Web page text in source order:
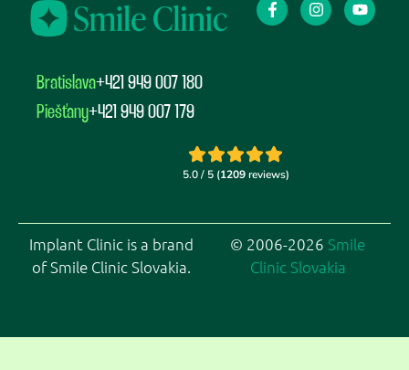
Bratislava+421 949 007 180
Piešťany+421 949 007 179
Implant Clinic is a brand
of Smile Clinic Slovakia.
© 2006-2026 Smile
Clinic Slovakia